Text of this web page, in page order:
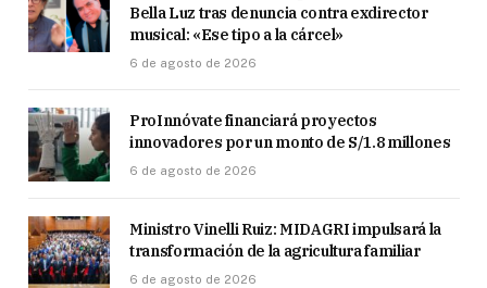
Bella Luz tras denuncia contra exdirector
musical: «Ese tipo a la cárcel»
6 de agosto de 2026
ProInnóvate financiará proyectos
innovadores por un monto de S/1.8 millones
6 de agosto de 2026
Ministro Vinelli Ruiz: MIDAGRI impulsará la
transformación de la agricultura familiar
6 de agosto de 2026